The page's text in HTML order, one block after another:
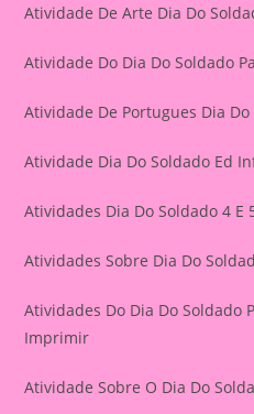
Atividade De Arte Dia Do
Atividade Do Dia Do Soldado
Atividade De Portugues Dia Do
Atividade Dia Do Soldado Ed
Atividades Dia Do Soldado 4 E
Atividades Sobre Dia Do
Atividades Do Dia Do Soldado
Imprimir
Atividade Sobre O Dia Do